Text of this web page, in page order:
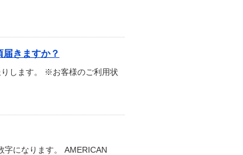
きますか？
します。 ※お客様のご利用状
字になります。 AMERICAN